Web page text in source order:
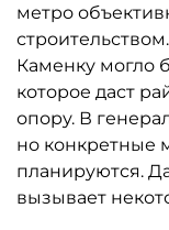
метро
Каменку могло
которое даст
опору. В
но конкретные
планируются.
вызывает